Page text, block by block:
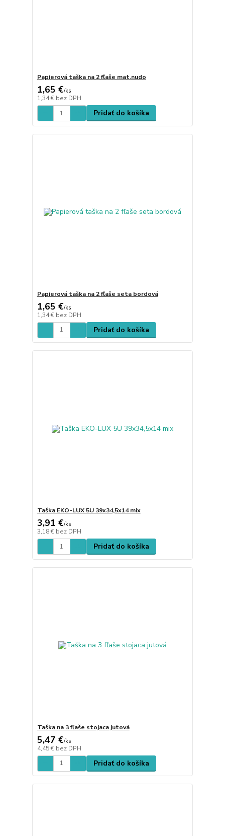
Papierová taška na 2 fľaše mat.nudo
1,65 €/ks
1,34 € bez DPH
Pridať do košíka
Papierová taška na 2 fľaše seta bordová
1,65 €/ks
1,34 € bez DPH
Pridať do košíka
Taška EKO-LUX 5U 39x34,5x14 mix
3,91 €/ks
3,18 € bez DPH
Pridať do košíka
Taška na 3 fľaše stojaca jutová
5,47 €/ks
4,45 € bez DPH
Pridať do košíka